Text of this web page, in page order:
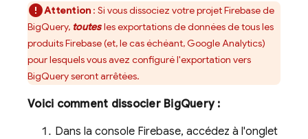
Attention : Si vous dissociez votre projet Firebase de
BigQuery, toutesles exportations de données de tous les
produits Firebase (et, le cas échéant,Google Analytics)
pour lesquels vous avez configuré l'exportation vers
BigQueryseront arrêtées.
Voici comment dissocier BigQuery:
Dans la console Firebase, accédez à l'onglet